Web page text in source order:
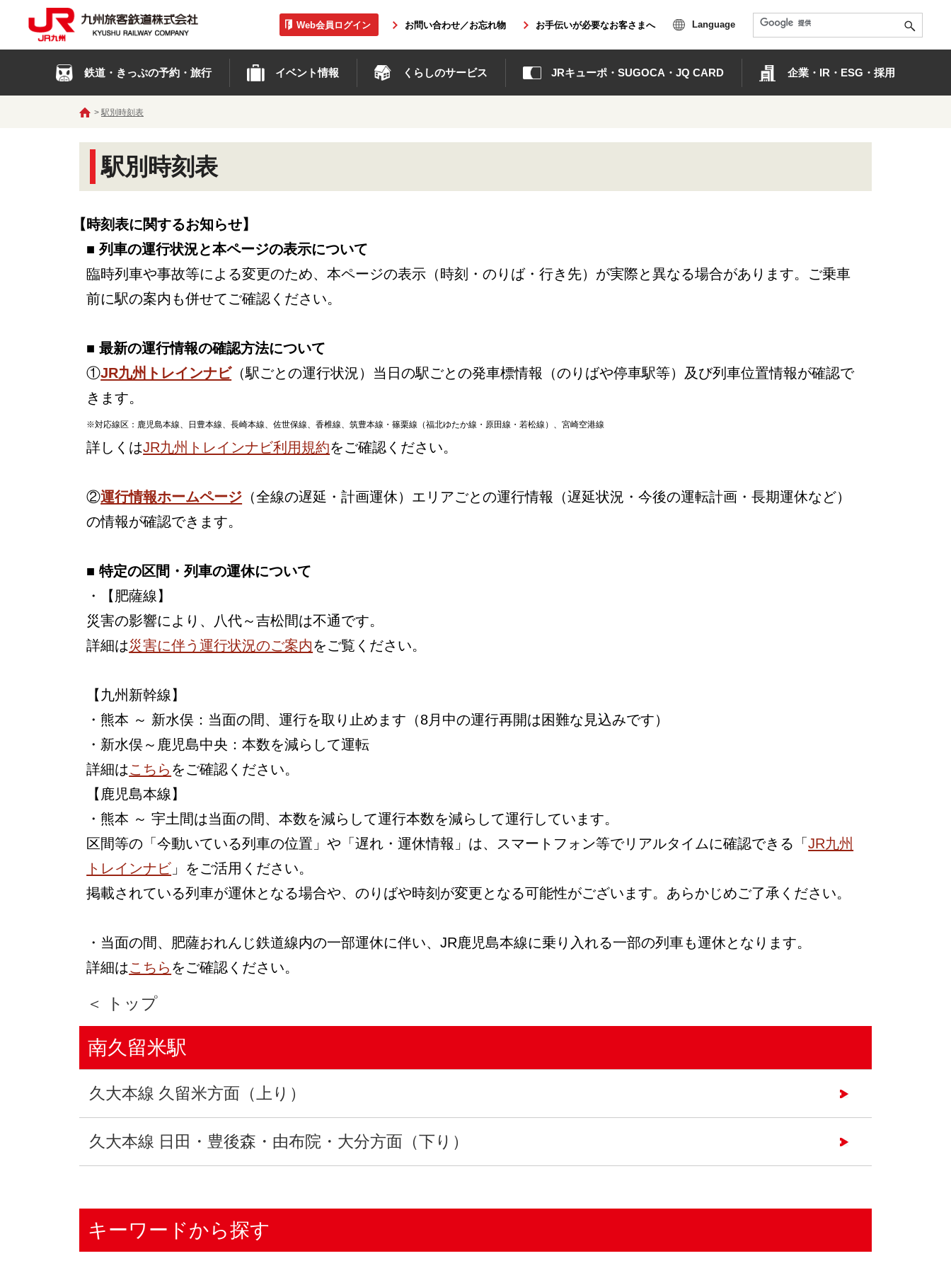
Web会員ログイン お問い合わせ／お忘れ物 お手伝いが必要なお客さまへ Language
鉄道・きっぷの予約・旅行 イベント情報 くらしのサービス JRキューポ・SUGOCA・JQ CARD 企業・IR・ESG・採用
駅別時刻表
駅別時刻表
【時刻表に関するお知らせ】
■ 列車の運行状況と本ページの表示について
臨時列車や事故等による変更のため、本ページの表示（時刻・のりば・行き先）が実際と異なる場合があります。ご乗車
前に駅の案内も併せてご確認ください。
■ 最新の運行情報の確認方法について
①JR九州トレインナビ（駅ごとの運行状況）当日の駅ごとの発車標情報（のりばや停車駅等）及び列車位置情報が確認で
きます。
※対応線区：鹿児島本線、日豊本線、長崎本線、佐世保線、香椎線、筑豊本線・篠栗線（福北ゆたか線・原田線・若松線）、宮崎空港線
詳しくはJR九州トレインナビ利用規約をご確認ください。
②運行情報ホームページ （全線の遅延・計画運休）エリアごとの運行情報（遅延状況・今後の運転計画・長期運休など）
の情報が確認できます。
■ 特定の区間・列車の運休について
・【肥薩線】
災害の影響により、八代～吉松間は不通です。
詳細は災害に伴う運行状況のご案内をご覧ください。
【九州新幹線】
・熊本 ～ 新水俣：当面の間、運行を取り止めます（8月中の運行再開は困難な見込みです）
・新水俣～鹿児島中央：本数を減らして運転
詳細はこちら をご確認ください。
【鹿児島本線】
・熊本 ～ 宇土間は当面の間、本数を減らして運行本数を減らして運行しています。
区間等の「今動いている列車の位置」や「遅れ・運休情報」は、スマートフォン等でリアルタイムに確認できる「JR九州
トレインナビ 」をご活用ください。
掲載されている列車が運休となる場合や、のりばや時刻が変更となる可能性がございます。あらかじめご了承ください。
・当面の間、肥薩おれんじ鉄道線内の一部運休に伴い、JR鹿児島本線に乗り入れる一部の列車も運休となります。
詳細はこちら をご確認ください。
＜ トップ
南久留米駅
久大本線 久留米方面（上り）
久大本線 日田・豊後森・由布院・大分方面（下り）
キーワードから探す